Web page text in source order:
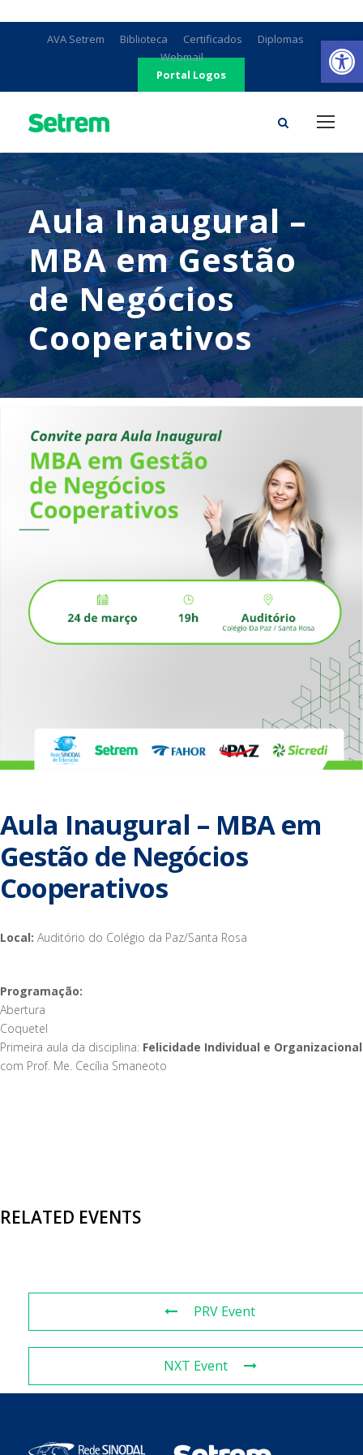
AVA Setrem Biblioteca Certificados
Diplomas
Webmail
Portal Logos
Aula Inaugural –
MBA em Gestão
de Negócios
Cooperativos
Aula Inaugural – MBA em
Gestão de Negócios
Cooperativos
Local: Auditório do Colégio da Paz/Santa Rosa
Programação:
Abertura
Coquetel
Primeira aula da disciplina: Felicidade Individual e Organizacional
com Prof. Me. Cecília Smaneoto
RELATED EVENTS
PRV Event
NXT Event